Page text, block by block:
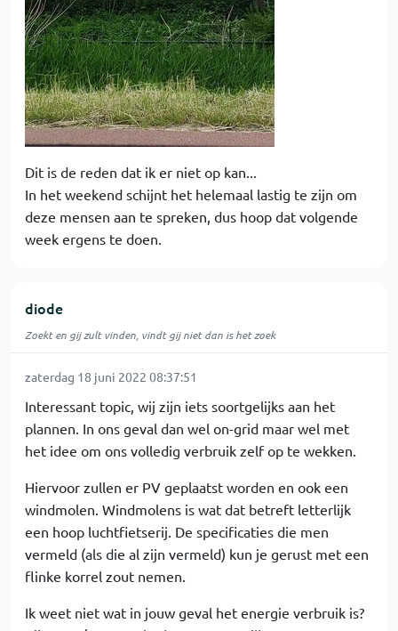
Dit is de reden dat ik er niet op kan...
In het weekend schijnt het helemaal lastig te zijn om
deze mensen aan te spreken, dus hoop dat volgende
week ergens te doen.
diode
Zoekt en gij zult vinden, vindt gij niet dan is het zoek
zaterdag 18 juni 2022 08:37:51
Interessant topic, wij zijn iets soortgelijks aan het
plannen. In ons geval dan wel on-grid maar wel met
het idee om ons volledig verbruik zelf op te wekken.
Hiervoor zullen er PV geplaatst worden en ook een
windmolen. Windmolens is wat dat betreft letterlijk
een hoop luchtfietserij. De specificaties die men
vermeld (als die al zijn vermeld) kun je gerust met een
flinke korrel zout nemen.
Ik weet niet wat in jouw geval het energie verbruik is?